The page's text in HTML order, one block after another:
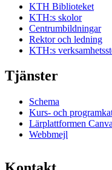
KTH Biblioteket
KTH:s skolor
Centrumbildningar
Rektor och ledning
KTH:s
Tjänster
Schema
Kurs- och
Lärplattformen
Webbmejl